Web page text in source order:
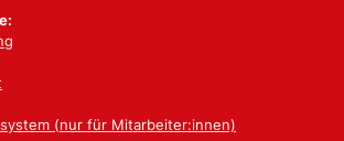
(nur für Mitarbeiter:innen)